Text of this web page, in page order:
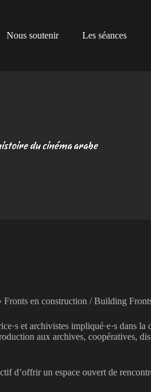
Nous soutenir Les séances
du cinéma arabe
en construction / Building
et archivistes impliqué·e·s
aux archives, coopératives,
un espace ouvert de